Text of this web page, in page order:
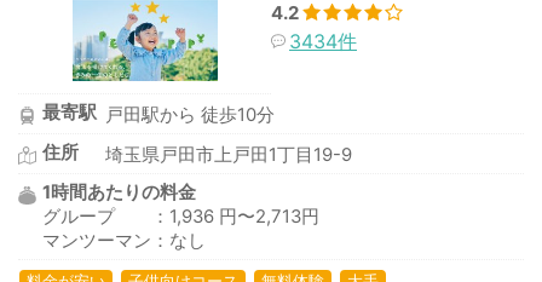
4.2
3434件
最寄駅 戸田駅から 徒歩10分
住所
埼玉県戸田市上戸田1丁目19-9
1時間あたりの料金
グループ ：1,936 円〜2,713円
マンツーマン：なし